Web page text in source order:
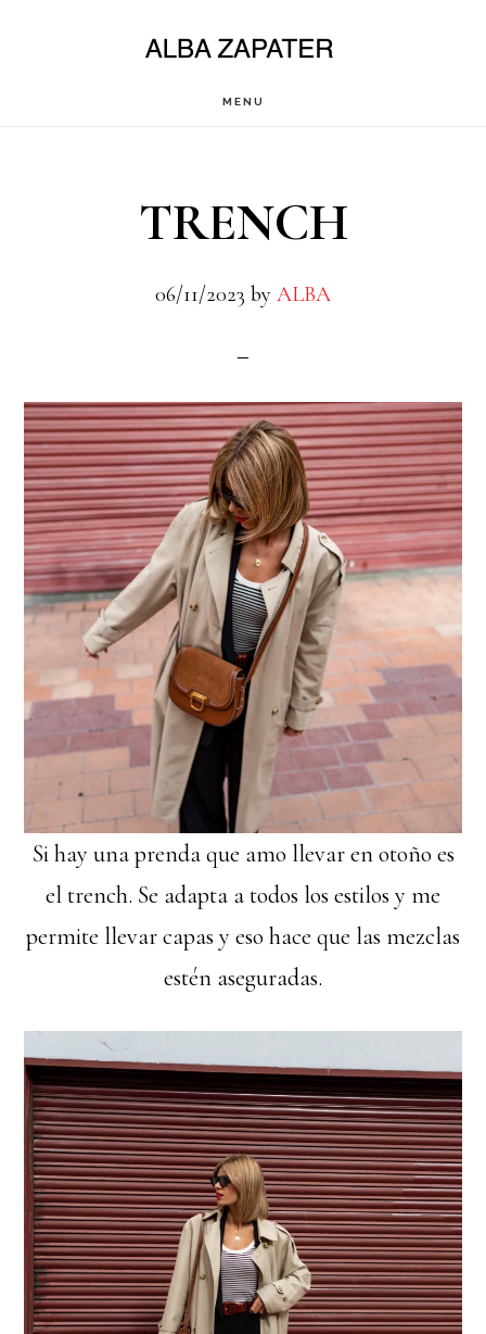
MENU
TRENCH
06/11/2023 by ALBA
Si hay una prenda que amo llevar en otoño es
el trench. Se adapta a todos los estilos y me
permite llevar capas y eso hace que las mezclas
estén aseguradas.